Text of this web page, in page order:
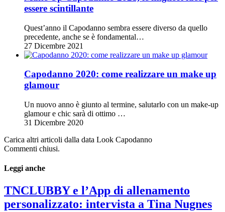
essere scintillante
Quest’anno il Capodanno sembra essere diverso da quello
precedente, anche se è fondamental…
27 Dicembre 2021
Capodanno 2020: come realizzare un make up
glamour
Un nuovo anno è giunto al termine, salutarlo con un make-up
glamour e chic sarà di ottimo …
31 Dicembre 2020
Carica altri articoli dalla data Look Capodanno
Commenti chiusi.
Leggi anche
TNCLUBBY e l’App di allenamento
personalizzato: intervista a Tina Nugnes